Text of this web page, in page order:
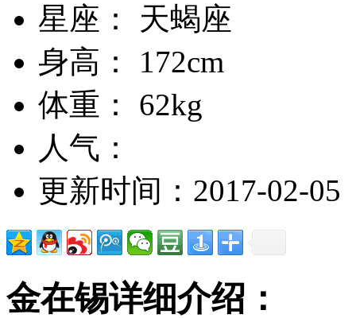
星座： 天蝎座
身高： 172cm
体重： 62kg
人气：
更新时间：2017-02-05
金在锡详细介绍：